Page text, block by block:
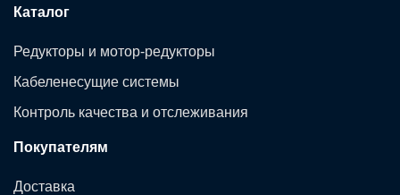
Каталог
Редукторы и мотор-редукторы
Кабеленесущие системы
Контроль качества и отслеживания
Покупателям
Доставка